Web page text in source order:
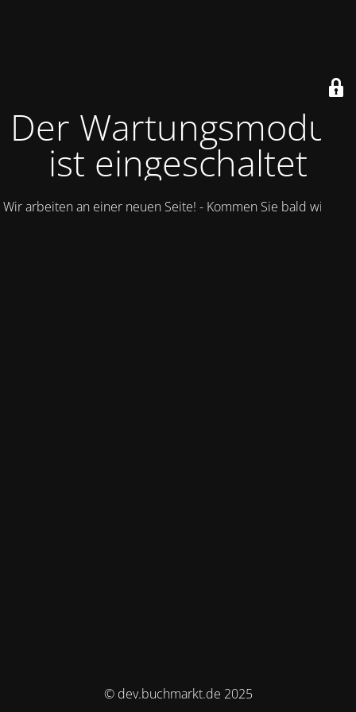
Der Wartungsmodus
ist eingeschaltet
Wir arbeiten an einer neuen Seite! - Kommen Sie bald wieder.
© dev.buchmarkt.de 2025